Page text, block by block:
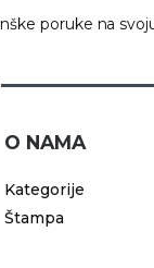
poruke na
O NAMA
Kategorije
Štampa